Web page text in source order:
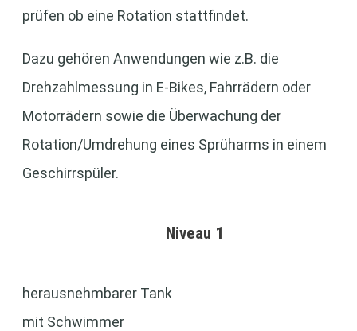
prüfen ob eine Rotation stattfindet.
Dazu gehören Anwendungen wie z.B. die
Drehzahlmessung in E-Bikes, Fahrrädern oder
Motorrädern sowie die Überwachung der
Rotation/Umdrehung eines Sprüharms in einem
Geschirrspüler.
Niveau 1
herausnehmbarer Tank
mit Schwimmer